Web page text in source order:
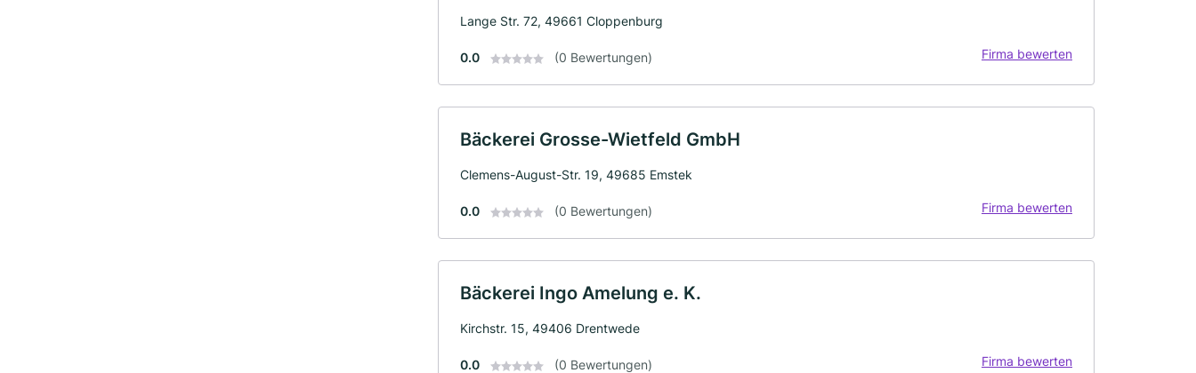
Lange Str. 72, 49661 Cloppenburg
0.0 (0 Bewertungen) Firma bewerten
Bäckerei Grosse-Wietfeld GmbH
Clemens-August-Str. 19, 49685 Emstek
0.0 (0 Bewertungen) Firma bewerten
Bäckerei Ingo Amelung e. K.
Kirchstr. 15, 49406 Drentwede
0.0 (0 Bewertungen) Firma bewerten